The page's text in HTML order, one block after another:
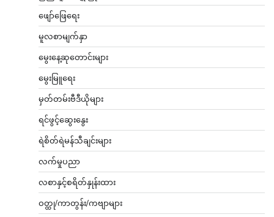
ဖျော်ဖြေရေး
မူလစာမျက်နှာ
မွေးနေ့ဆုတောင်းများ
မွေးမြူရေး
မှတ်တမ်းဗီဒီယိုများ
ရင်ဖွင့်ဆွေးနွေး
ရဲစိတ်ရဲမန်သီချင်းများ
လက်မှုပညာ
လစာနှင့်စရိတ်နှုန်းထား
ဝတ္ထု/ကာတွန်း/ကဗျာများ